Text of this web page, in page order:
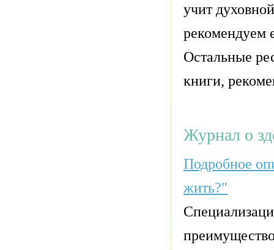
учит
рекомендуем
Остальные
книги,
Журнал о
Подробное
жить?"